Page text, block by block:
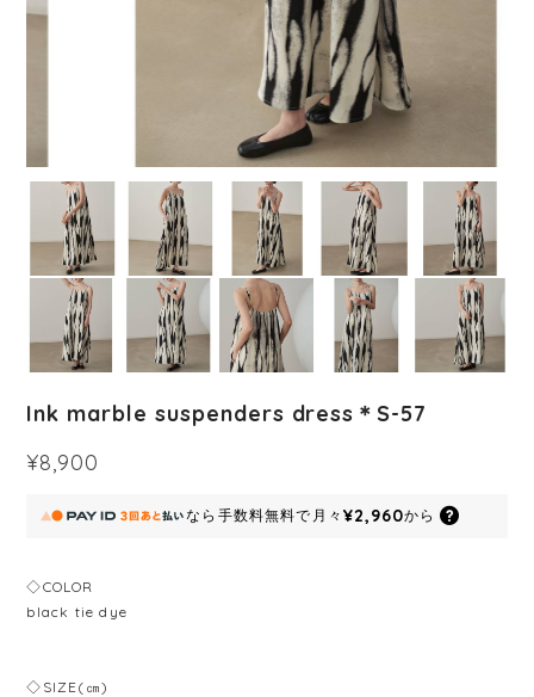
Ink marble suspenders dress＊S-57
¥8,900
なら 手数料無料で 月々 ¥2,960から
◇COLOR
black tie dye
◇SIZE(㎝)